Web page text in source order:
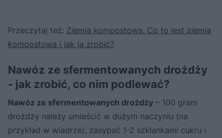
Przeczytaj też: Ziemia kompostowa. Co to jest ziemia
kompostowa i jak ją zrobić?
Nawóz ze sfermentowanych drożdży
- jak zrobić, co nim podlewać?
Nawóz ze sfermentowanych drożdży – 100 gram
drożdży należy umieścić w dużym naczyniu (na
przykład w wiadrze), zasypać 1-2 szklankami cukru i